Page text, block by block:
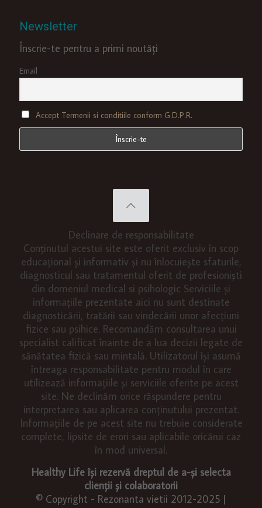
Newsletter
Înscrie-te pentru a primi noutăți
Email
Accept Termenii si conditiile conform G.D.P.R.
Declinare de responsabilitate
Conținutul acestui site este oferit exclusiv în scop
educațional și informativ și nu înlocuiește sfaturile,
diagnosticul sau tratamentul oferit de profesioniști
din domeniul medical si psihologic Serviciile și
informațiile prezentate aici nu sunt destinate
diagnosticării, tratării sau vindecării unor afecțiuni
fizice sau psihice. Recomandăm consultarea unui
specialist calificat înainte de a lua decizii legate de
sănătatea fizică sau mintală. Utilizatorul își asumă
întreaga responsabilitate pentru modul în care
utilizează informațiile și serviciile oferite pe acest
site. Ne declinăm orice răspundere pentru
interpretarea sau aplicarea conținutului prezentat.
Informațiile de pe acest site nu trebuie considerate
complete, lipsite de erori sau aplicabile oricărui caz
în mod universal.
Healthy Life își rezervă dreptul de a-și selecta
clienții și colaboratorii
© Copyright - Rezonanta vietii 2012-2025 |